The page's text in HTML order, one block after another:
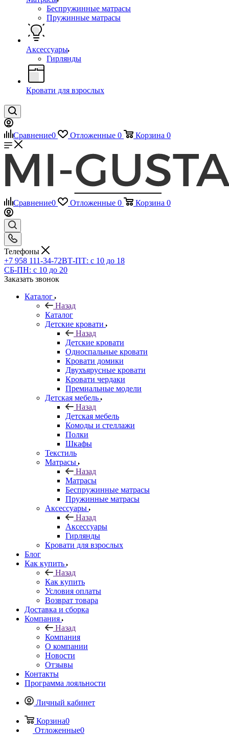
Беспружинные матрасы
Пружинные матрасы
Аксессуары
Гирлянды
Кровати для взрослых
Сравнение0 Отложенные 0 Корзина 0
Сравнение0 Отложенные 0 Корзина 0
Телефоны
+7 958 111-34-72ВТ-ПТ: с 10 до 18
СБ-ПН: с 10 до 20
Заказать звонок
Каталог
Назад
Каталог
Детские кровати
Назад
Детские кровати
Односпальные кровати
Кровати домики
Двухъярусные кровати
Кровати чердаки
Премиальные модели
Детская мебель
Назад
Детская мебель
Комоды и стеллажи
Полки
Шкафы
Текстиль
Матрасы
Назад
Матрасы
Беспружинные матрасы
Пружинные матрасы
Аксессуары
Назад
Аксессуары
Гирлянды
Кровати для взрослых
Блог
Как купить
Назад
Как купить
Условия оплаты
Возврат товара
Доставка и сборка
Компания
Назад
Компания
О компании
Новости
Отзывы
Контакты
Программа лояльности
Личный кабинет
Корзина0
Отложенные0